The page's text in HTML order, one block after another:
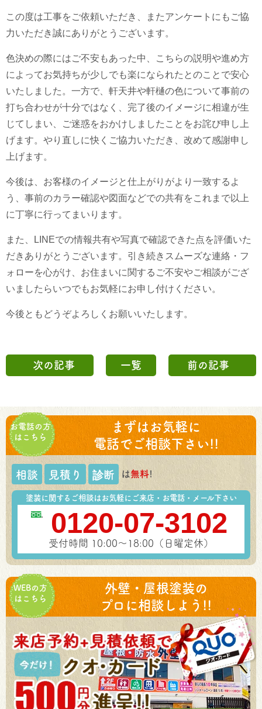
この度は工事をご依頼いただき、またアンケートにもご協
力いただき誠にありがとうございます。
色決めの際にはご不安もあった中、こちらの説明や進め方
によってお気持ちが少しでも楽になられたとのことで安心
いたしました。一方で、軒天井や軒樋の色について事前の
打ち合わせが十分ではなく、完了後のイメージに相違が生
じてしまい、ご迷惑をおかけしましたことをお詫び申し上
げます。やり直しに快くご協力いただき、改めて感謝申し
上げます。
今後は、お客様のイメージと仕上がりがより一致するよ
う、事前のカラー確認や図面などでの共有をこれまで以上
に丁寧に行ってまいります。
また、LINEでの情報共有や写真で確認できた点を評価いた
だきありがとうございます。引き続きスムーズな連絡・フ
ォローを心がけ、お住まいに関するご不安やご相談がござ
いましたらいつでもお気軽にお申し付けください。
今後ともどうぞよろしくお願いいたします。
次の記事 一覧 前の記事
お電話の方
はこちら
まずはお気軽に
電話でご相談下さい!!
相談 見積り 診断 は無料!
塗装に関するご相談はお気軽にご来店・お電話・メール下さい
0120-07-3102
受付時間 10:00～18:00（日曜定休）
WEBの方
はこちら
外壁・屋根塗装の
プロに相談しよう!!